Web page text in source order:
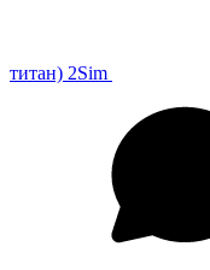
титан) 2Sim